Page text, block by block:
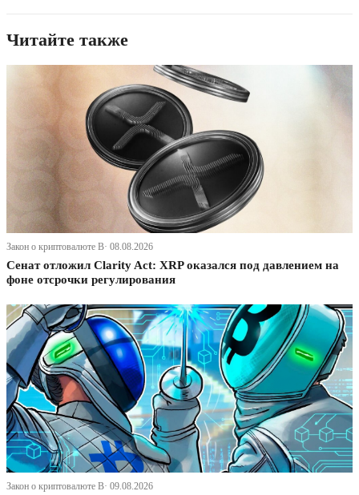
Читайте также
Закон о криптовалюте В· 08.08.2026
Сенат отложил Clarity Act: XRP оказался под давлением на
фоне отсрочки регулирования
Закон о криптовалюте В· 09.08.2026